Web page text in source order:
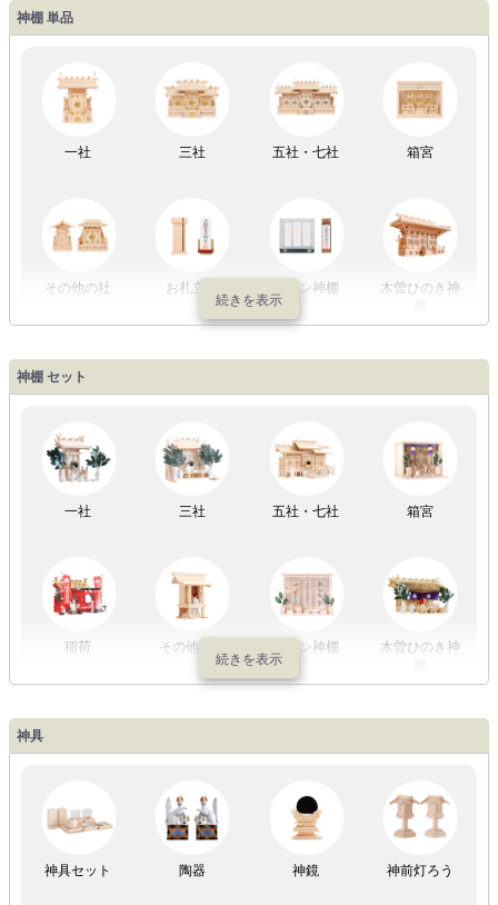
LED灯 七色LED灯 和紙・絹製 木・竹製
初盆セット 贈るセット 盆提灯単品 一対セット
盆提灯一万円
以内
～2万円
～3万円
以上
神棚 単品
一社 三社 五社・七社 箱宮
その他の社 お札立て モダン神棚
木曽ひのき神
神棚 セット
一社 三社 五社・七社 箱宮
稲荷 その他の社 モダン神棚
木曽ひのき神
神具
神具セット 陶器 神鏡 神前灯ろう